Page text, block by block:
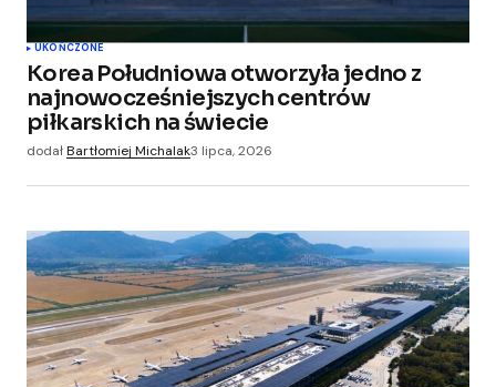
UKOŃCZONE
Korea Południowa otworzyła jedno z
najnowocześniejszych centrów
piłkarskich na świecie
dodałBartłomiej Michalak3 lipca, 2026